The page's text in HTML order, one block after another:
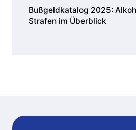
Bußgeldkatalog 2025:
Strafen im Überblick